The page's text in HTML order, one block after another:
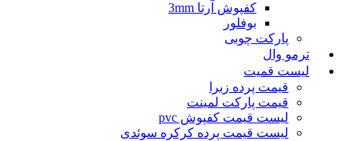
کفپوش آرتا 3mm
بوفلور
پارکت چوبی
ترمو وال
لیست قمیت
قیمت پرده زبرا
قیمت پارکت لمینت
لیست قیمت کفپوش pvc
لیست قیمت پرده کرکره سوئدی